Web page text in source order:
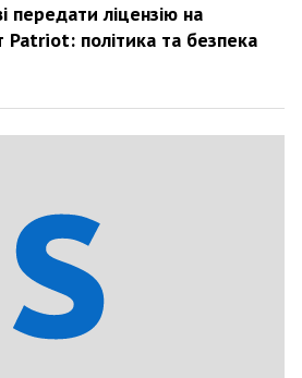
ліцензію на
політика та безпека